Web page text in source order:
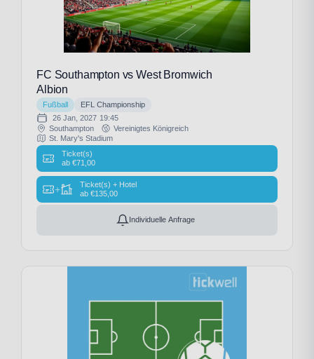
FC Southampton vs West Bromwich
Albion
Fußball
EFL Championship
26 Jan, 2027 19:45
Southampton
Vereinigtes Königreich
St. Mary's Stadium
Ticket(s)
ab €71,00
+
Ticket(s) + Hotel
ab €135,00
Individuelle Anfrage